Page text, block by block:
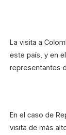
La visita a
este país, y en
representantes
En el caso de
visita de más